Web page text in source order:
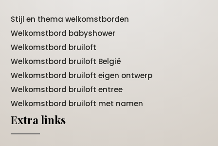
Stijl en thema welkomstborden
Welkomstbord babyshower
Welkomstbord bruiloft
Welkomstbord bruiloft België
Welkomstbord bruiloft eigen ontwerp
Welkomstbord bruiloft entree
Welkomstbord bruiloft met namen
Extra links